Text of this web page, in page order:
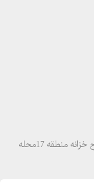
حمل و نقل > اتوبار باربری فلاح خزانه منطقه 17محله